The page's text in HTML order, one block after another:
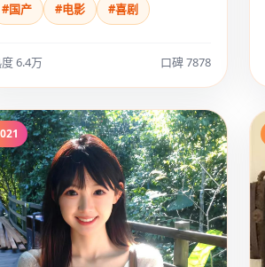
#国产 #电影 #喜剧
6.4万 口碑 7878